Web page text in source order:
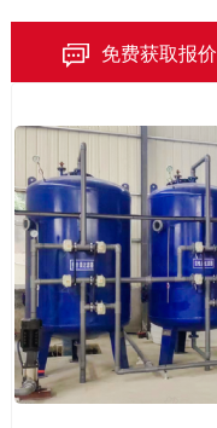
免费获取报价